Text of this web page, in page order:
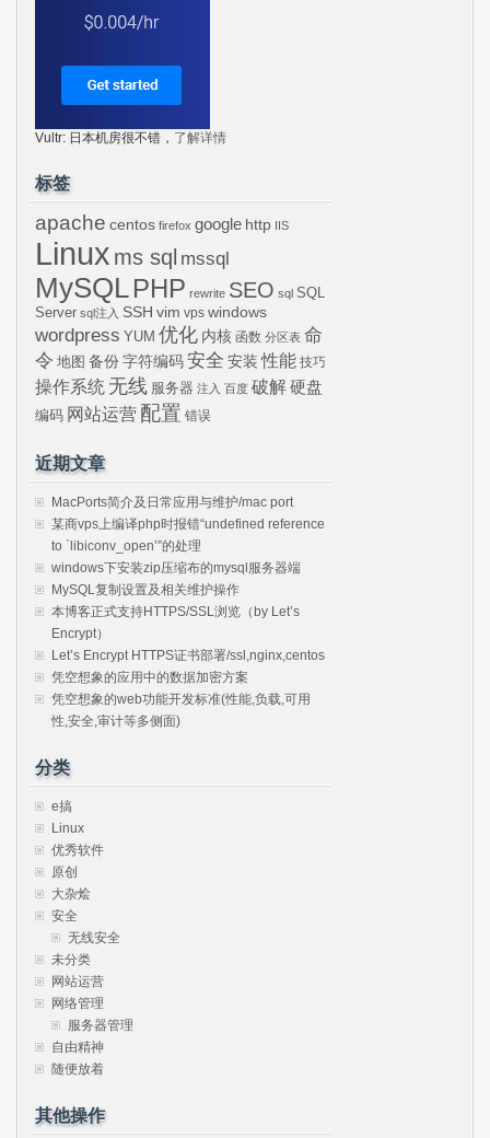
Vultr: 日本机房很不错， 了解详情
标签
apache centos firefox google http IIS
Linux ms sql mssql
MySQLPHP rewrite SEO sql SQL
Server sql注入 SSH vim vps windows
wordpress YUM 优化 内核 函数 分区表 命
令 地图 备份 字符编码 安全 安装 性能 技巧
操作系统 无线 服务器 注入 百度 破解硬盘
编码 网站运营 配置 错误
近期文章
MacPorts简介及日常应用与维护/mac port
某商vps上编译php时报错“undefined reference
to `libiconv_open’”的处理
windows下安装zip压缩布的mysql服务器端
MySQL复制设置及相关维护操作
本博客正式支持HTTPS/SSL浏览（by Let’s
Encrypt）
Let’s Encrypt HTTPS证书部署/ssl,nginx,centos
凭空想象的应用中的数据加密方案
凭空想象的web功能开发标准(性能,负载,可用
性,安全,审计等多侧面)
分类
e搞
Linux
优秀软件
原创
大杂烩
安全
无线安全
未分类
网站运营
网络管理
服务器管理
自由精神
随便放着
其他操作